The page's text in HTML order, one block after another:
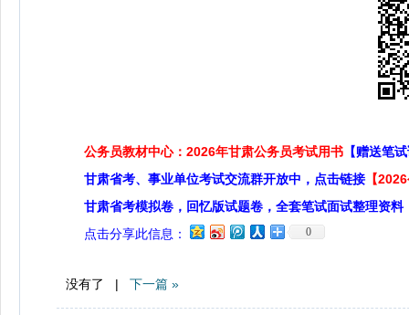
公务员教材中心：2026年甘肃公务员考试用书 【赠送笔
甘肃省考、事业单位考试交流群开放中，点击链接 【
甘肃省考模拟卷，回忆版试题卷，全套笔试面试整理资料
点击分享此信息：
0
没有了 | 下一篇 »